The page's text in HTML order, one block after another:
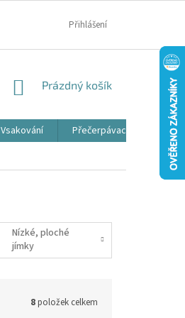
Přihlášení
NÁKUPNÍ
Prázdný košík
Vsakování Přečerpávací jímky
Nízké, ploché
jímky
8položek celkem